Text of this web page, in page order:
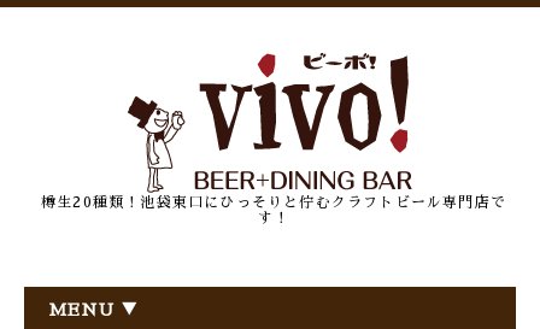
樽生20種類！池袋東口にひっそりと佇むクラフトビール専門店で
す！
MENU ▼